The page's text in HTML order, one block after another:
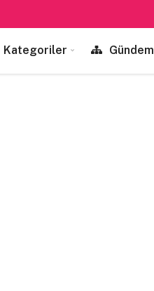
Kategoriler Gündem